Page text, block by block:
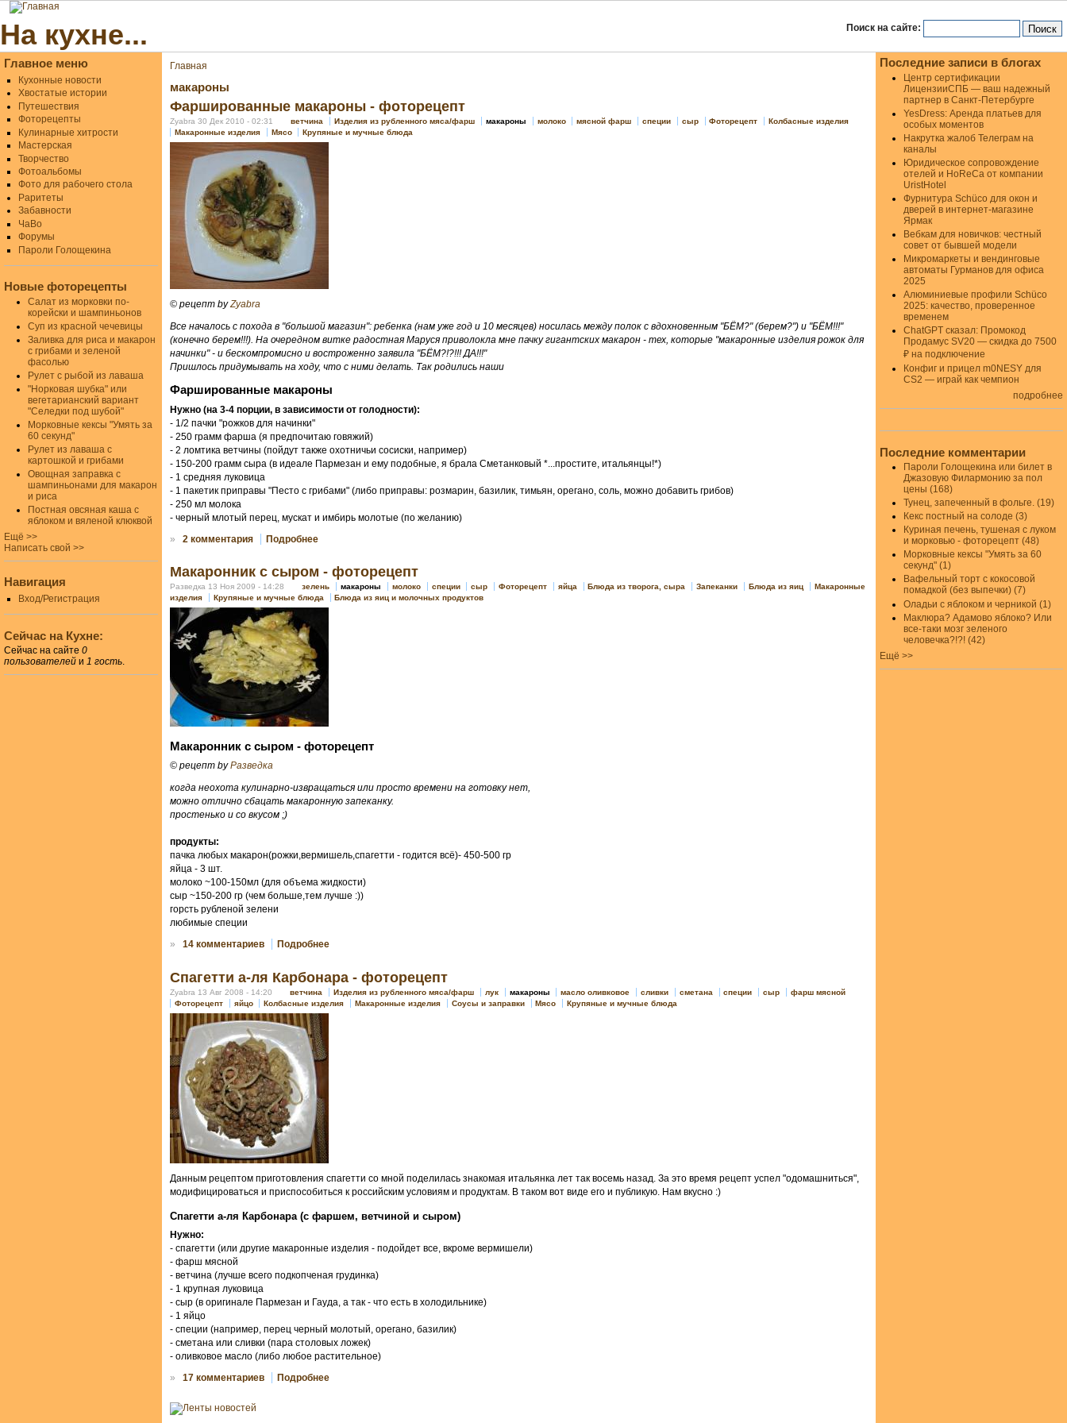
На кухне... Поиск на сайте:
Главная
макароны
Фаршированные макароны - фоторецепт
Zyabra 30 Дек 2010 - 02:31 ветчина Изделия из рубленного мяса/фарш макароны молоко мясной фарш специи сыр Фоторецепт
Колбасные изделия
Макаронные изделия
Мясо Крупяные и мучные блюда
© рецепт byZyabra
Все началось с похода в "большой магазин": ребенка (нам уже год и 10 месяцев) носилась между полок с вдохновенным "БЁМ?" (берем?") и "БЁМ!!!"
(конечно берем!!!). На очередном витке радостная Маруся приволокла мне пачку гигантских макарон - тех, которые "макаронные изделия рожок для
начинки" - и бескомпромисно и востроженно заявила "БЁМ?!?!!! ДА!!!"
Пришлось придумывать на ходу, что с ними делать. Так родились наши
Фаршированные макароны
Нужно (на 3-4 порции, в зависимости от голодности):
- 1/2 пачки "рожков для начинки"
- 250 грамм фарша (я предпочитаю говяжий)
- 2 ломтика ветчины (пойдут также охотничьи сосиски, например)
- 150-200 грамм сыра (в идеале Пармезан и ему подобные, я брала Сметанковый *...простите, итальянцы!*)
- 1 средняя луковица
- 1 пакетик приправы "Песто с грибами" (либо приправы: розмарин, базилик, тимьян, орегано, соль, можно добавить грибов)
- 250 мл молока
- черный млотый перец, мускат и имбирь молотые (по желанию)
»
2 комментария Подробнее
Макаронник с сыром - фоторецепт
Разведка 13 Ноя 2009 - 14:28 зелень макароны молоко специи сыр Фоторецепт яйца Блюда из творога, сыра Запеканки Блюда из яиц
Макаронные
изделия
Крупяные и мучные блюда Блюда из яиц и молочных продуктов
Макаронник с сыром - фоторецепт
© рецепт byРазведка
когда неохота кулинарно-извращаться или просто времени на готовку нет,
можно отлично сбацать макаронную запеканку.
простенько и со вкусом ;)
продукты:
пачка любых макарон(рожки,вермишель,спагетти - годится всё)- 450-500 гр
яйца - 3 шт.
молоко ~100-150мл (для объема жидкости)
сыр ~150-200 гр (чем больше,тем лучше :))
горсть рубленой зелени
любимые специи
»
14 комментариев Подробнее
Спагетти а-ля Карбонара - фоторецепт
Zyabra 13 Авг 2008 - 14:20 ветчина Изделия из рубленного мяса/фарш лук макароны масло оливковое сливки сметана специи сыр
фарш мясной
Фоторецепт
яйцо Колбасные изделия Макаронные изделия Соусы и заправки Мясо Крупяные и мучные блюда
Данным рецептом приготовления спагетти со мной поделилась знакомая итальянка лет так восемь назад. За это время рецепт успел "одомашниться",
модифицироваться и приспособиться к российским условиям и продуктам. В таком вот виде его и публикую. Нам вкусно :)
Спагетти а-ля Карбонара (с фаршем, ветчиной и сыром)
Нужно:
- спагетти (или другие макаронные изделия - подойдет все, вкроме вермишели)
- фарш мясной
- ветчина (лучше всего подкопченая грудинка)
- 1 крупная луковица
- сыр (в оригинале Пармезан и Гауда, а так - что есть в холодильнике)
- 1 яйцо
- специи (например, перец черный молотый, орегано, базилик)
- сметана или сливки (пара столовых ложек)
- оливковое масло (либо любое растительное)
»
17 комментариев Подробнее
Последние записи в блогах
Центр сертификации
ЛицензииСПБ — ваш надежный
партнер в Санкт-Петербурге
YesDress: Аренда платьев для
особых моментов
Накрутка жалоб Телеграм на
каналы
Юридическое сопровождение
отелей и HoReCa от компании
UristHotel
Фурнитура Schüco для окон и
дверей в интернет-магазине
Ярмак
Вебкам для новичков: честный
совет от бывшей модели
Микромаркеты и вендинговые
автоматы Гурманов для офиса
2025
Алюминиевые профили Schüco
2025: качество, проверенное
временем
ChatGPT сказал: Промокод
Продамус SV20 — скидка до 7500
₽ на подключение
Конфиг и прицел m0NESY для
CS2 — играй как чемпион
подробнее
Последние комментарии
Пароли Голощекина или билет в
Джазовую Филармонию за пол
цены (168)
Тунец, запеченный в фольге. (19)
Кекс постный на солоде (3)
Куриная печень, тушеная с луком
и морковью - фоторецепт (48)
Морковные кексы "Умять за 60
секунд" (1)
Вафельный торт с кокосовой
помадкой (без выпечки) (7)
Оладьи с яблоком и черникой (1)
Маклюра? Адамово яблоко? Или
все-таки мозг зеленого
человечка?!?! (42)
Ещё >>
Главное меню
Кухонные новости
Хвостатые истории
Путешествия
Фоторецепты
Кулинарные хитрости
Мастерская
Творчество
Фотоальбомы
Фото для рабочего стола
Раритеты
Забавности
ЧаВо
Форумы
Пароли Голощекина
Новые фоторецепты
Салат из морковки по-
корейски и шампиньонов
Суп из красной чечевицы
Заливка для риса и макарон
с грибами и зеленой
фасолью
Рулет с рыбой из лаваша
"Норковая шубка" или
вегетарианский вариант
"Селедки под шубой"
Морковные кексы "Умять за
60 секунд"
Рулет из лаваша с
картошкой и грибами
Овощная заправка с
шампиньонами для макарон
и риса
Постная овсяная каша с
яблоком и вяленой клюквой
Ещё >>
Написать свой >>
Навигация
Вход/Регистрация
Сейчас на Кухне:
Сейчас на сайте 0
пользователей и 1 гость.